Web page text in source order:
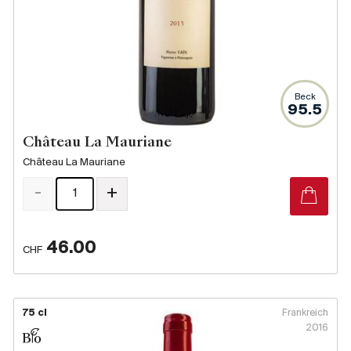
Beck
95.5
Château La Mauriane
Château La Mauriane
CHF 46.00
- +
75 cl
Frankreich
2016